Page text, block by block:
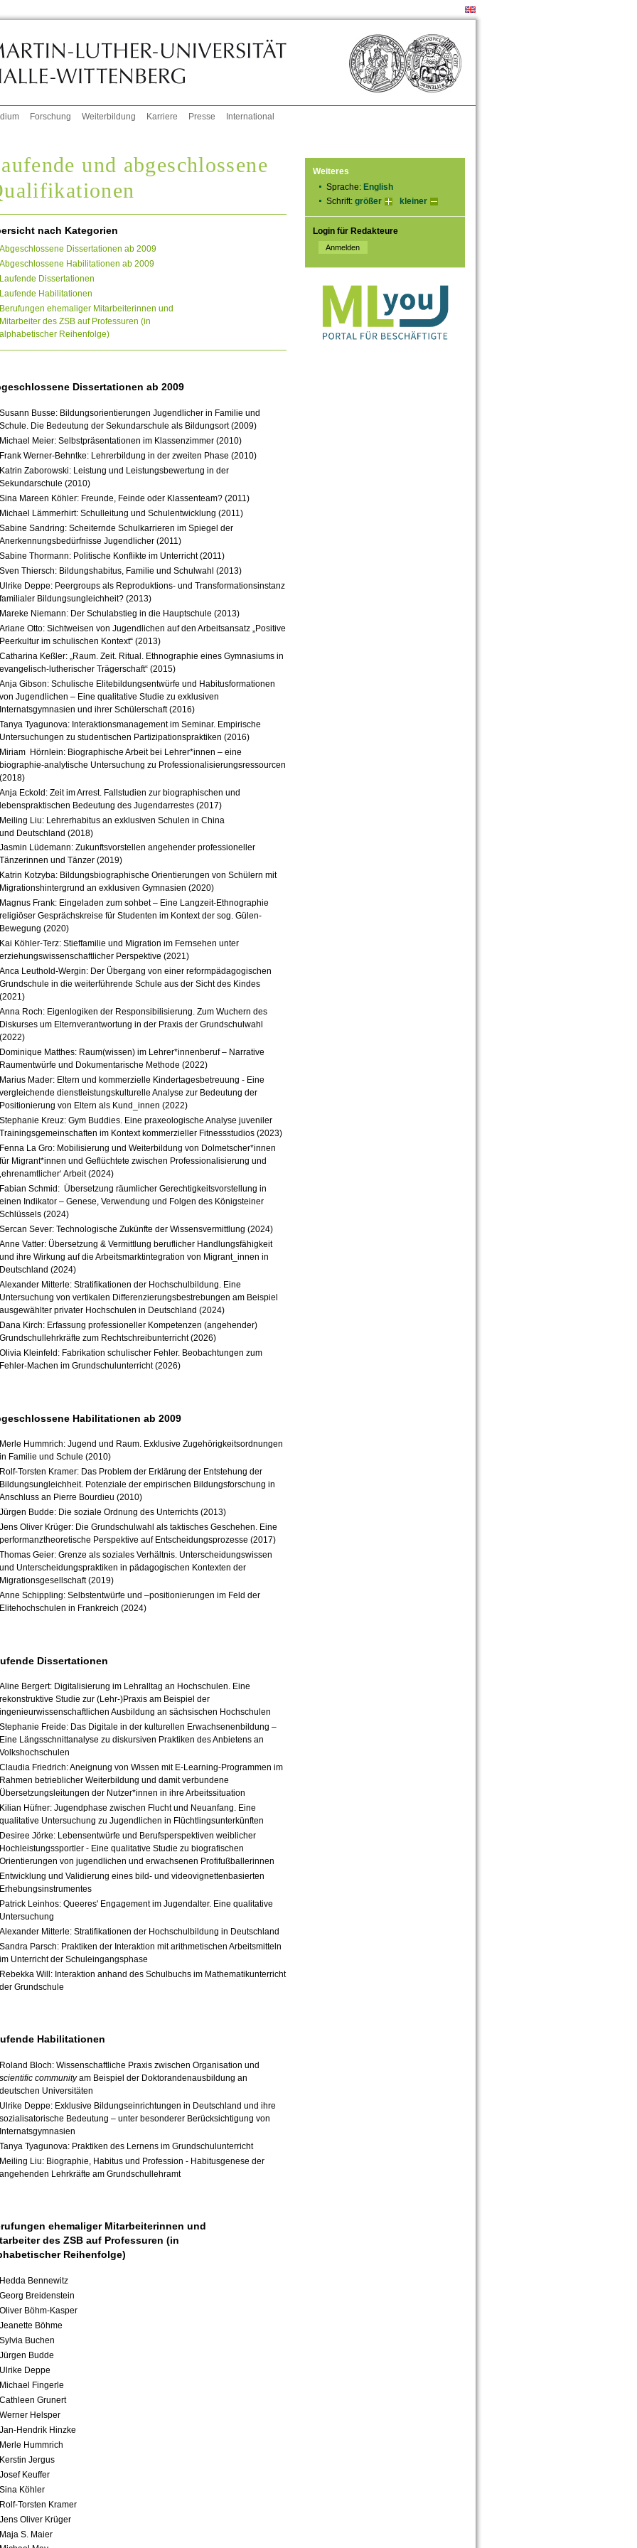
Forschung Weiterbildung Karriere Presse International
Weiteres
Sprache: English
Schrift: größer kleiner
Login für Redakteure
und abgeschlossene
nach Kategorien
Dissertationen ab 2009
Habilitationen ab 2009
Dissertationen
Habilitationen
ehemaliger Mitarbeiterinnen und
des ZSB auf Professuren (in
Reihenfolge)
Dissertationen ab 2009
Busse: Bildungsorientierungen Jugendlicher in Familie und
Die Bedeutung der Sekundarschule als Bildungsort (2009)
Meier: Selbstpräsentationen im Klassenzimmer (2010)
Werner-Behntke: Lehrerbildung in der zweiten Phase (2010)
Zaborowski: Leistung und Leistungsbewertung in der
(2010)
Mareen Köhler: Freunde, Feinde oder Klassenteam? (2011)
Lämmerhirt: Schulleitung und Schulentwicklung (2011)
Sandring: Scheiternde Schulkarrieren im Spiegel der
Jugendlicher (2011)
Thormann: Politische Konflikte im Unterricht (2011)
Thiersch: Bildungshabitus, Familie und Schulwahl (2013)
Deppe: Peergroups als Reproduktions- und Transformationsinstanz
Bildungsungleichheit? (2013)
Niemann: Der Schulabstieg in die Hauptschule (2013)
Otto: Sichtweisen von Jugendlichen auf den Arbeitsansatz „Positive
im schulischen Kontext“ (2013)
Keßler: „Raum. Zeit. Ritual. Ethnographie eines Gymnasiums in
lutherischer Trägerschaft“ (2015)
Gibson: Schulische Elitebildungsentwürfe und Habitusformationen
Jugendlichen – Eine qualitative Studie zu exklusiven
und ihrer Schülerschaft (2016)
Tyagunova: Interaktionsmanagement im Seminar. Empirische
zu studentischen Partizipationspraktiken (2016)
Hörnlein: Biographische Arbeit bei Lehrer*innen – eine
Untersuchung zu Professionalisierungsressourcen
Eckold: Zeit im Arrest. Fallstudien zur biographischen und
Bedeutung des Jugendarrestes (2017)
Liu: Lehrerhabitus an exklusiven Schulen in China
Deutschland (2018)
Lüdemann: Zukunftsvorstellen angehender professioneller
und Tänzer (2019)
Kotzyba: Bildungsbiographische Orientierungen von Schülern mit
an exklusiven Gymnasien (2020)
Frank: Eingeladen zum sohbet – Eine Langzeit-Ethnographie
Gesprächskreise für Studenten im Kontext der sog. Gülen-
(2020)
Köhler-Terz: Stieffamilie und Migration im Fernsehen unter
Perspektive (2021)
Leuthold-Wergin: Der Übergang von einer reformpädagogischen
in die weiterführende Schule aus der Sicht des Kindes
Roch: Eigenlogiken der Responsibilisierung. Zum Wuchern des
um Elternverantwortung in der Praxis der Grundschulwahl
Matthes: Raum(wissen) im Lehrer*innenberuf – Narrative
und Dokumentarische Methode (2022)
Mader: Eltern und kommerzielle Kindertagesbetreuung - Eine
dienstleistungskulturelle Analyse zur Bedeutung der
von Eltern als Kund_innen (2022)
Kreuz: Gym Buddies. Eine praxeologische Analyse juveniler
im Kontext kommerzieller Fitnessstudios (2023)
La Gro: Mobilisierung und Weiterbildung von Dolmetscher*innen
Migrant*innen und Geflüchtete zwischen Professionalisierung und
Arbeit (2024)
Schmid: Übersetzung räumlicher Gerechtigkeitsvorstellung in
Indikator – Genese, Verwendung und Folgen des Königsteiner
(2024)
Sever: Technologische Zukünfte der Wissensvermittlung (2024)
Vatter: Übersetzung & Vermittlung beruflicher Handlungsfähigkeit
ihre Wirkung auf die Arbeitsmarktintegration von Migrant_innen in
(2024)
Mitterle: Stratifikationen der Hochschulbildung. Eine
von vertikalen Differenzierungsbestrebungen am Beispiel
privater Hochschulen in Deutschland (2024)
Kirch: Erfassung professioneller Kompetenzen (angehender)
zum Rechtschreibunterricht (2026)
Kleinfeld: Fabrikation schulischer Fehler. Beobachtungen zum
Machen im Grundschulunterricht (2026)
Habilitationen ab 2009
Hummrich: Jugend und Raum. Exklusive Zugehörigkeitsordnungen
Familie und Schule (2010)
Torsten Kramer: Das Problem der Erklärung der Entstehung der
Potenziale der empirischen Bildungsforschung in
an Pierre Bourdieu (2010)
Budde: Die soziale Ordnung des Unterrichts (2013)
Oliver Krüger: Die Grundschulwahl als taktisches Geschehen. Eine
Perspektive auf Entscheidungsprozesse (2017)
Geier: Grenze als soziales Verhältnis. Unterscheidungswissen
Unterscheidungspraktiken in pädagogischen Kontexten der
(2019)
Schippling: Selbstentwürfe und –positionierungen im Feld der
in Frankreich (2024)
Dissertationen
Bergert: Digitalisierung im Lehralltag an Hochschulen. Eine
Studie zur (Lehr-)Praxis am Beispiel der
Ausbildung an sächsischen Hochschulen
Freide: Das Digitale in der kulturellen Erwachsenenbildung –
Längsschnittanalyse zu diskursiven Praktiken des Anbietens an
Friedrich:Aneignung von Wissen mit E-Learning-Programmen im
betrieblicher Weiterbildung und damit verbundene
der Nutzer*innen in ihre Arbeitssituation
Hüfner: Jugendphase zwischen Flucht und Neuanfang. Eine
Untersuchung zu Jugendlichen in Flüchtlingsunterkünften
Jörke: Lebensentwürfe und Berufsperspektiven weiblicher
‐ Eine qualitative Studie zu biografischen
von jugendlichen und erwachsenen Profifußballerinnen
und Validierung eines bild- und videovignettenbasierten
Leinhos: Queeres' Engagement im Jugendalter. Eine qualitative
Mitterle: Stratifikationen der Hochschulbildung in Deutschland
Parsch: Praktiken der Interaktion mit arithmetischen Arbeitsmitteln
Unterricht der Schuleingangsphase
Will: Interaktion anhand des Schulbuchs im Mathematikunterricht
Grundschule
Habilitationen
Bloch: Wissenschaftliche Praxis zwischen Organisation und
communityam Beispiel der Doktorandenausbildung an
Universitäten
Deppe: Exklusive Bildungseinrichtungen in Deutschland und ihre
Bedeutung – unter besonderer Berücksichtigung von
Tyagunova: Praktiken des Lernens im Grundschulunterricht
Liu: Biographie, Habitus und Profession - Habitusgenese der
Lehrkräfte am Grundschullehramt
ehemaliger Mitarbeiterinnen und
des ZSB auf Professuren (in
Reihenfolge)
Bennewitz
Breidenstein
Böhm-Kasper
Böhme
Buchen
Budde
Deppe
Fingerle
Grunert
Helsper
Hendrik Hinzke
Hummrich
Jergus
Keuffer
Köhler
Torsten Kramer
Oliver Krüger
S. Maier